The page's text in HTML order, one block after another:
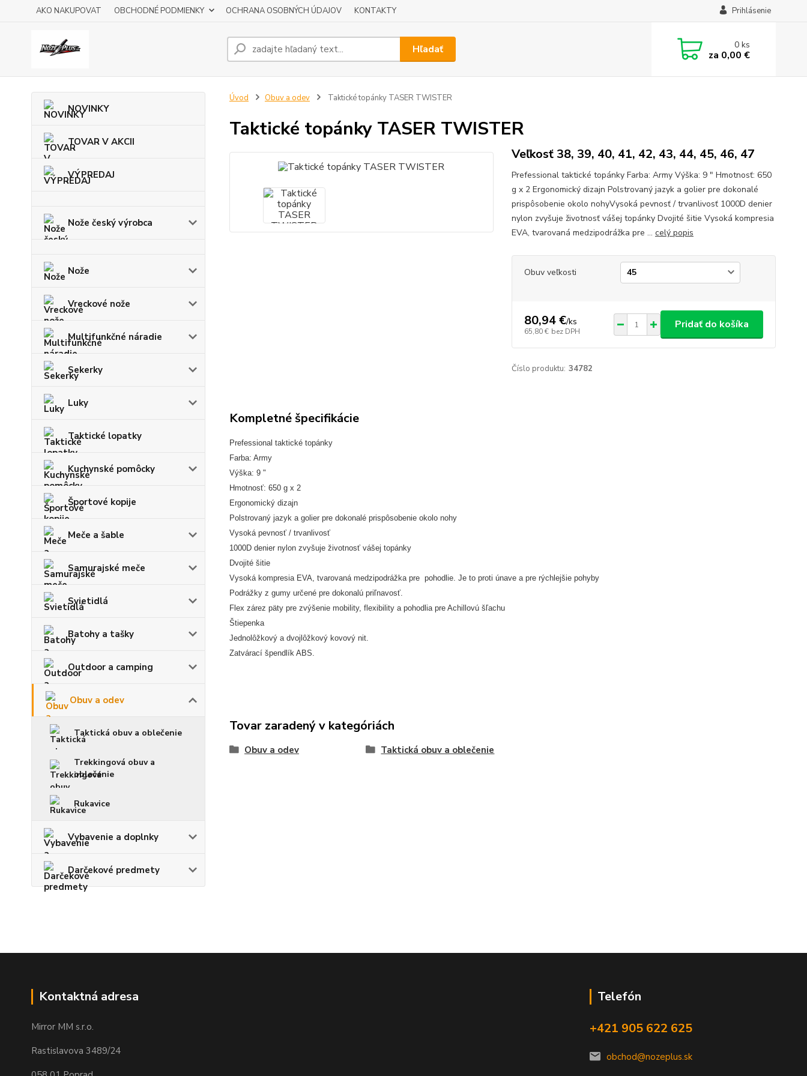
AKO NAKUPOVAT OBCHODNÉ PODMIENKY OCHRANA OSOBNÝCH ÚDAJOV KONTAKTY Prihlásenie
Hľadať 0ks
za 0,00 €
NOVINKY
TOVAR V AKCII
VÝPREDAJ
Nože český výrobca
Nože
Vreckové nože
Multifunkčné náradie
Sekerky
Luky
Taktické lopatky
Kuchynské pomôcky
Športové kopije
Meče a šable
Samurajské meče
Svietidlá
Batohy a tašky
Outdoor a camping
Obuv a odev
Taktická obuv a oblečenie
Trekkingová obuv a
oblečenie
Rukavice
Vybavenie a doplnky
Darčekové predmety
Úvod Obuv a odev Taktické topánky TASER TWISTER
Taktické topánky TASER TWISTER
Veľkosť 38, 39, 40, 41, 42, 43, 44, 45, 46, 47
Prefessional taktické topánky Farba: Army Výška: 9 " Hmotnosť: 650
g x 2 Ergonomický dizajn Polstrovaný jazyk a golier pre dokonalé
prispôsobenie okolo nohyVysoká pevnosť / trvanlivosť 1000D denier
nylon zvyšuje životnosť vášej topánky Dvojité šitie Vysoká kompresia
EVA, tvarovaná medzipodrážka pre ... celý popis
Obuv veľkosti
80,94 €/ks
65,80 € bez DPH
Pridať do košíka
Číslo produktu: 34782
Kompletné špecifikácie
Prefessional taktické topánky
Farba: Army
Výška: 9 "
Hmotnosť: 650 g x 2
Ergonomický dizajn
Polstrovaný jazyk a golier pre dokonalé prispôsobenie okolo nohy
Vysoká pevnosť / trvanlivosť
1000D denier nylon zvyšuje životnosť vášej topánky
Dvojité šitie
Vysoká kompresia EVA, tvarovaná medzipodrážka pre pohodlie. Je to proti únave a pre rýchlejšie pohyby
Podrážky z gumy určené pre dokonalú priľnavosť.
Flex zárez päty pre zvýšenie mobility, flexibility a pohodlia pre Achillovú šľachu
Štiepenka
Jednolôžkový a dvojlôžkový kovový nit.
Zatvárací špendlík ABS.
Tovar zaradený v kategóriách
Obuv a odev Taktická obuv a oblečenie
Kontaktná adresa
Mirror MM s.r.o.
Rastislavova 3489/24
Telefón
+421 905 622 625
obchod@nozeplus.sk